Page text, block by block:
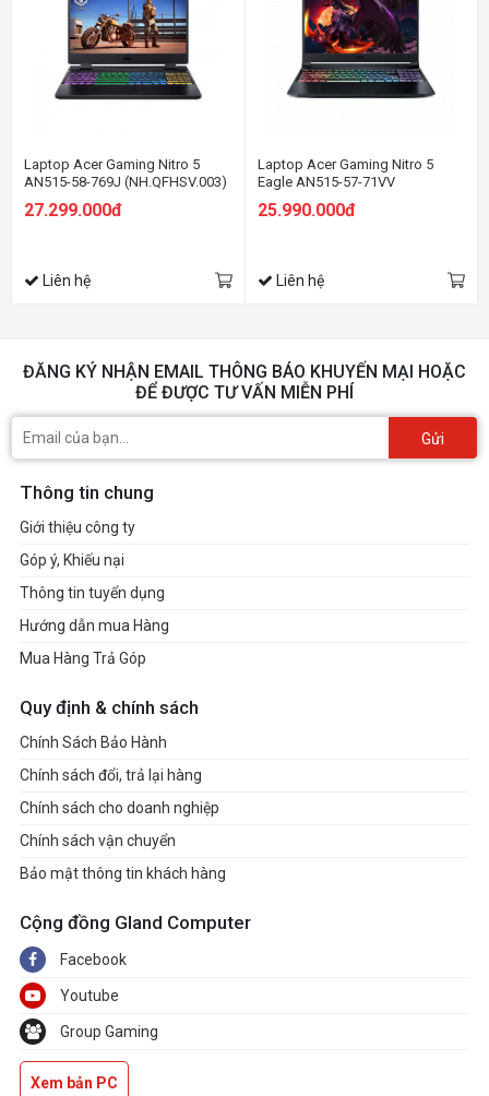
Laptop Acer Gaming Nitro 5
AN515-58-769J (NH.QFHSV.003)
(i7 12700H/8GB Ram/512GB
SSD/RTX3050 4G/15.6 inch FHD
27.299.000đ
Liên hệ
Laptop Acer Gaming Nitro 5
Eagle AN515-57-71VV
NH.QENSV.005 (Core™ i7-11800H
| 8GB | 512GB | RTX™ 3050 4GB |
25.990.000đ
Liên hệ
ĐĂNG KÝ NHẬN EMAIL THÔNG BÁO KHUYẾN MẠI HOẶC
ĐỂ ĐƯỢC TƯ VẤN MIỄN PHÍ
Gửi
Thông tin chung
Giới thiệu công ty
Góp ý, Khiếu nại
Thông tin tuyển dụng
Hướng dẫn mua Hàng
Mua Hàng Trả Góp
Quy định & chính sách
Chính Sách Bảo Hành
Chính sách đổi, trả lại hàng
Chính sách cho doanh nghiệp
Chính sách vận chuyển
Bảo mật thông tin khách hàng
Cộng đồng Gland Computer
Facebook
Youtube
Group Gaming
Xem bản PC